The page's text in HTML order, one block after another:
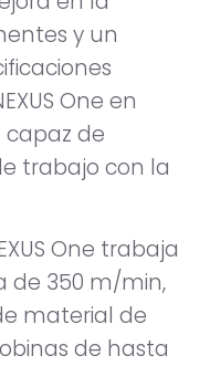
y un
One en
de
trabajo con la
One trabaja
de 350 m/min,
material de
de hasta